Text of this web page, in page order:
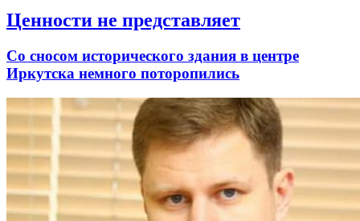
Ценности не представляет
Со сносом исторического здания в центре
Иркутска немного поторопились